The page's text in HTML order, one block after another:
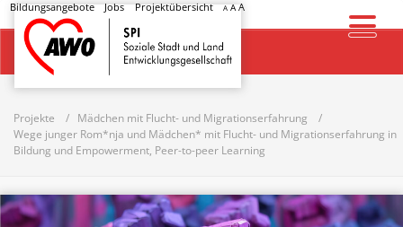
Bildungsangebote Jobs Projektübersicht A AA
Startseite
Projekte
Mädchen mit Flucht- und Migrationserfahrung
Wege junger Rom*nja und Mädchen* mit Flucht- und Migrationserfahrung in
Bildung und Empowerment, Peer-to-peer Learning